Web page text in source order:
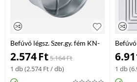
Befúvó légsz. Szer.gy. fém KN-
RM-250
2.574Ft5.164Ft
1 db (2.574Ft/ db) 1 db (